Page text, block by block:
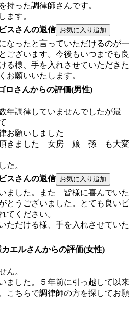
持った調律師さんです。
ます。
スさんの返信
なったと言っていただけるのが一
ございます。今後もいつまでも良
る様、手を入れさせていただきた
お願いいたします。
ロさんからの評価(男性)
年調律していませんでしたが最
お願いしました
頂きました 女房 娘 孫 も大変
た。
スさんの返信
ました。また 皆様に喜んでいた
とうございました。とても良いピ
てください。
ただける様、手を入れさせていた
カエルさんからの評価(女性)
ん。
ました。５年前に引っ越して以来
こちらで調律師の方を探してお願